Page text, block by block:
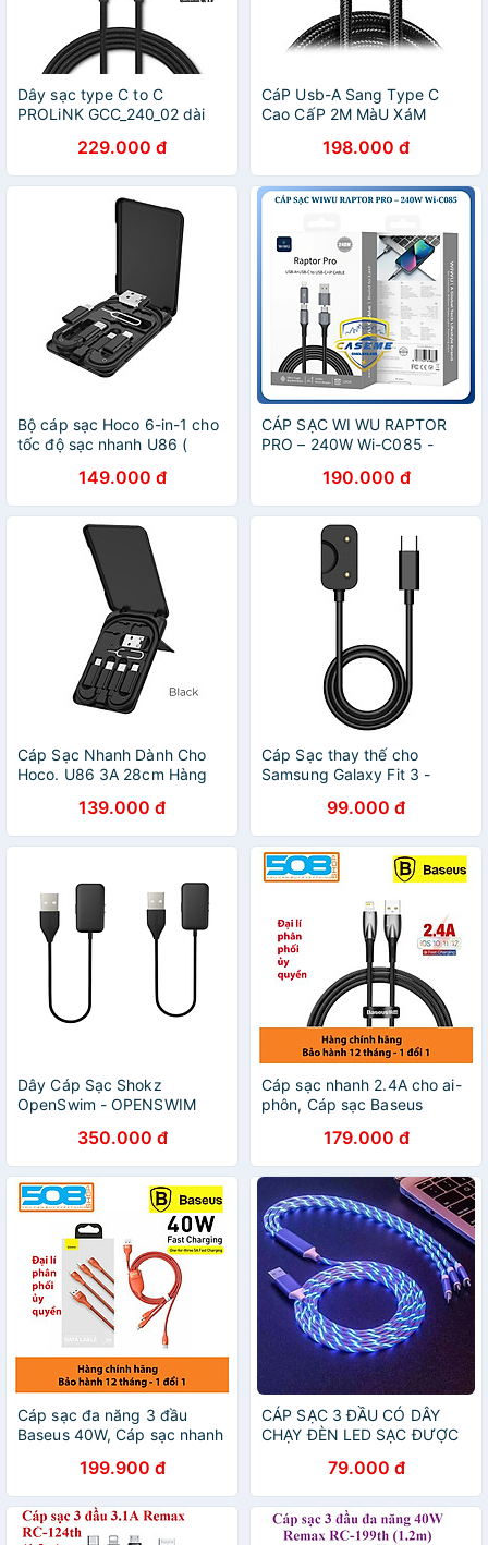
Dây sạc type C to C
PROLiNK GCC_240_02 dài
với chuẩn PD 3.1, truyền dữ
liệu tốc độ cao 480Mbps
cho Laptop, điện thoại, máy
chơi game - Hàng chính
229.000 đ
CáP Usb-A Sang Type C
Cao CấP 2M MàU XáM
ChíNh HãNg198.000 đ
Bộ cáp sạc Hoco 6-in-1 cho
tốc độ sạc nhanh U86 (
149.000 đ
CÁP SẠC WI WU RAPTOR
PRO – 240W Wi-C085 -
190.000 đ
Cáp Sạc Nhanh Dành Cho
Hoco. U86 3A 28cm Hàng
139.000 đ
Cáp Sạc thay thế cho
Samsung Galaxy Fit 3 -
99.000 đ
Dây Cáp Sạc Shokz
OpenSwim - OPENSWIM
Hàng Chính Hãng
350.000 đ
Cáp sạc nhanh 2.4A cho ai-
phôn, Cáp sạc Baseus
Charging Data USB-A to Lai-
ning 2.4A đèn LED, đẹp
sang trọng - Hàng chính
hãng
179.000 đ
Cáp sạc đa năng 3 đầu
Baseus 40W, Cáp sạc nhanh
3in1 (USB to Type C/ Lai-nin/
Micro, 5A/40W) - Hàng
chính hãng
199.900 đ
CÁP SẠC 3 ĐẦU CÓ DÂY
CHẠY ĐÈN LED SẠC ĐƯỢC
Hàng chính hãng
79.000 đ